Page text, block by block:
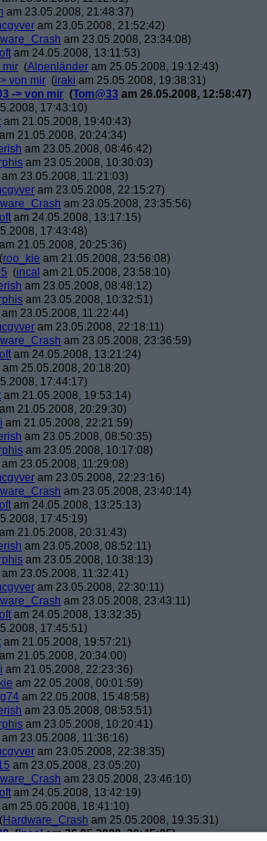
am 23.05.2008, 21:48:37)
am 23.05.2008, 21:52:42)
am 23.05.2008, 23:34:08)
am 24.05.2008, 13:11:53)
mir (Alpenländer am 25.05.2008, 19:12:43)
von mir (iraki am 25.05.2008, 19:38:31)
-> von mir (Tom@33 am 26.05.2008, 12:58:47)
17:43:10)
am 21.05.2008, 19:40:43)
am 21.05.2008, 20:24:34)
am 23.05.2008, 08:46:42)
am 23.05.2008, 10:30:03)
am 23.05.2008, 11:21:03)
am 23.05.2008, 22:15:27)
am 23.05.2008, 23:35:56)
am 24.05.2008, 13:17:15)
17:43:48)
am 21.05.2008, 20:25:36)
(roo_kie am 21.05.2008, 23:56:08)
(incal am 21.05.2008, 23:58:10)
am 23.05.2008, 08:48:12)
am 23.05.2008, 10:32:51)
am 23.05.2008, 11:22:44)
am 23.05.2008, 22:18:11)
am 23.05.2008, 23:36:59)
am 24.05.2008, 13:21:24)
am 25.05.2008, 20:18:20)
17:44:17)
am 21.05.2008, 19:53:14)
am 21.05.2008, 20:29:30)
am 21.05.2008, 22:21:59)
am 23.05.2008, 08:50:35)
am 23.05.2008, 10:17:08)
am 23.05.2008, 11:29:08)
am 23.05.2008, 22:23:16)
am 23.05.2008, 23:40:14)
am 24.05.2008, 13:25:13)
17:45:19)
am 21.05.2008, 20:31:43)
am 23.05.2008, 08:52:11)
am 23.05.2008, 10:38:13)
am 23.05.2008, 11:32:41)
am 23.05.2008, 22:30:11)
am 23.05.2008, 23:43:11)
am 24.05.2008, 13:32:35)
17:45:51)
am 21.05.2008, 19:57:21)
am 21.05.2008, 20:34:00)
am 21.05.2008, 22:23:36)
am 22.05.2008, 00:01:59)
am 22.05.2008, 15:48:58)
am 23.05.2008, 08:53:51)
am 23.05.2008, 10:20:41)
am 23.05.2008, 11:36:16)
am 23.05.2008, 22:38:35)
am 23.05.2008, 23:05:20)
am 23.05.2008, 23:46:10)
am 24.05.2008, 13:42:19)
am 25.05.2008, 18:41:10)
(Hardware_Crash am 25.05.2008, 19:35:31)
(incalam 26.05.2008, 20:45:05)